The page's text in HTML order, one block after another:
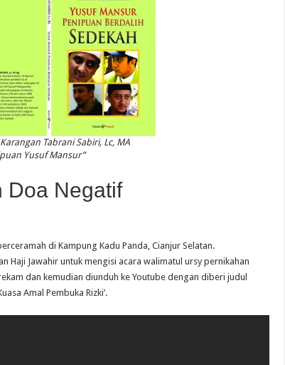
Tabrani Sabiri, Lc, MA
Yusuf Mansur”
Doa Negatif
di Kampung Kadu Panda, Cianjur Selatan.
Haji Jawahir untuk mengisi acara walimatul ursy pernikahan
dan kemudian diunduh ke Youtube dengan diberi judul
Amal Pembuka Rizki’.